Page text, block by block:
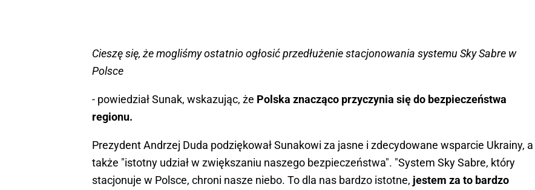
Cieszę się, że mogliśmy ostatnio ogłosić przedłużenie stacjonowania systemu Sky Sabre w
Polsce
- powiedział Sunak, wskazując, że Polska znacząco przyczynia się do bezpieczeństwa
regionu.
Prezydent Andrzej Duda podziękował Sunakowi za jasne i zdecydowane wsparcie Ukrainy, a
także "istotny udział w zwiększaniu naszego bezpieczeństwa". "System Sky Sabre, który
stacjonuje w Polsce, chroni nasze niebo. To dla nas bardzo istotne, jestem za to bardzo